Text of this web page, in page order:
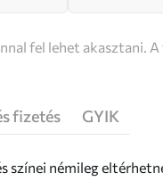
fel lehet akasztani.
fizetés GYIK
színei némileg